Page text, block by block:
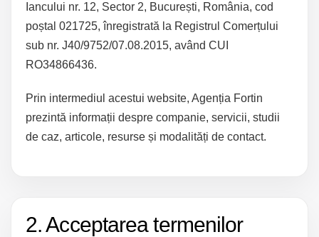
Iancului nr. 12, Sector 2, București, România, cod
poștal 021725, înregistrată la Registrul Comerțului
sub nr. J40/9752/07.08.2015, având CUI
RO34866436.
Prin intermediul acestui website, Agenția Fortin
prezintă informații despre companie, servicii, studii
de caz, articole, resurse și modalități de contact.
2. Acceptarea termenilor